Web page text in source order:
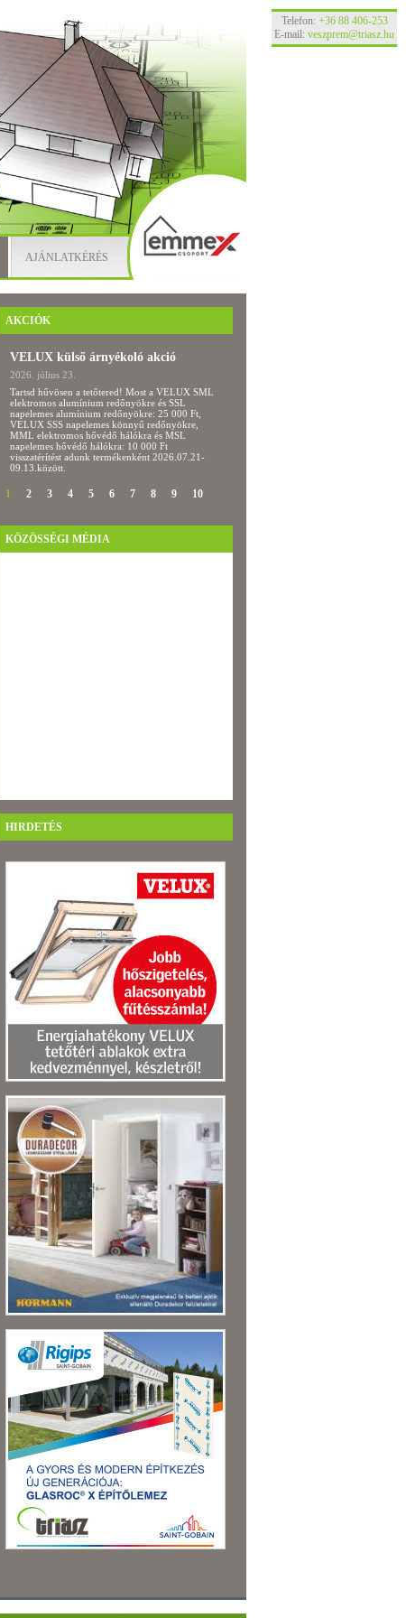
AJÁNLATKÉRÉS
AKCIÓK
VELUX külső árnyékoló akció
2026. július 23.
Tartsd hűvösen a tetőtered! Most a VELUX SML
elektromos alumínium redőnyökre és SSL
napelemes alumínium redőnyökre: 25 000 Ft,
VELUX SSS napelemes könnyű redőnyökre,
MML elektromos hővédő hálókra és MSL
napelemes hővédő hálókra: 10 000 Ft
visszatérítést adunk termékenként 2026.07.21-
09.13.között.
1 2 3 4 5 6 7 8 9 10
KÖZÖSSÉGI MÉDIA
HIRDETÉS
Telefon: +36 88 406-253
E-mail: veszprem@triasz.hu